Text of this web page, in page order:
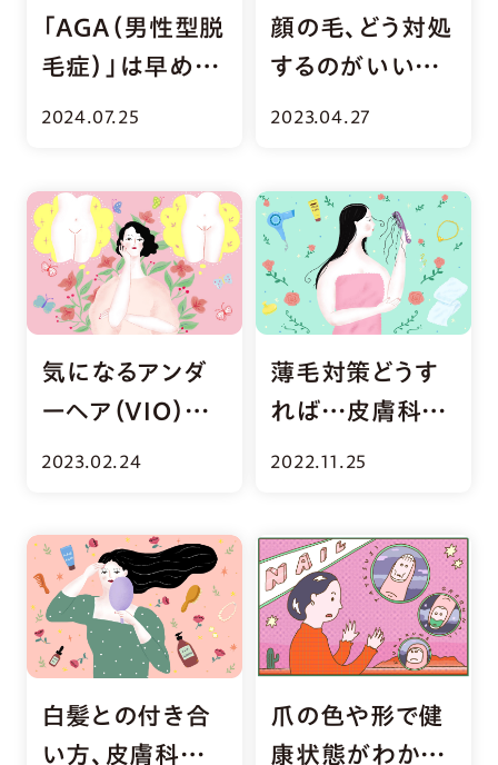
2024.07.25
「AGA（男性型脱
毛症）」は早めの
相談で予防＆治
2023.04.27
顔の毛、どう対処
するのがいい？
皮膚科医に聞き
2023.02.24
気になるアンダ
ーヘア（VIO）の
疑問に婦人科形
2022.11.25
薄毛対策どうす
れば…皮膚科医
と美容師が答え
白髪との付き合
い方、皮膚科医と
爪の色や形で健
康状態がわか